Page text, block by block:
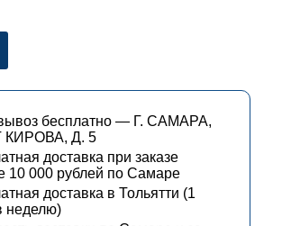
бесплатно — Г. САМАРА,
КИРОВА, Д. 5
доставка при заказе
10 000 рублей по Самаре
доставка в Тольятти (1
неделю)